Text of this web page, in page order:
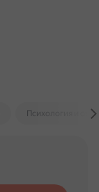
Психология и